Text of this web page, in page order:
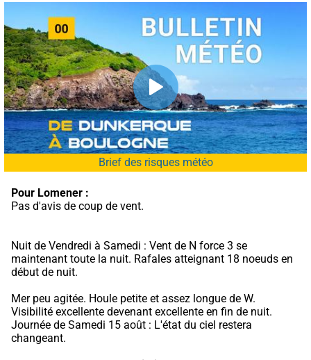
Brief des risques météo
Pour Lomener :
Pas d'avis de coup de vent.
Nuit de Vendredi à Samedi : Vent de N force 3 se
maintenant toute la nuit. Rafales atteignant 18 noeuds en
début de nuit.
Mer peu agitée. Houle petite et assez longue de W.
Visibilité excellente devenant excellente en fin de nuit.
Journée de Samedi 15 août : L'état du ciel restera
changeant.